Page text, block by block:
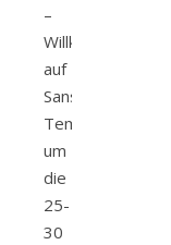
–
Willkommen
auf
Sansibar.
Temperaturen
um
die
25-
30